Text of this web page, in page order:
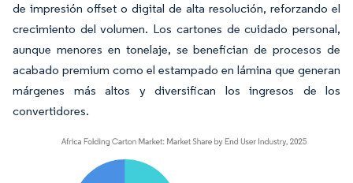
de impresión offset o digital de alta resolución, reforzando el
crecimiento del volumen. Los cartones de cuidado personal,
aunque menores en tonelaje, se benefician de procesos de
acabado premium como el estampado en lámina que generan
márgenes más altos y diversifican los ingresos de los
convertidores.